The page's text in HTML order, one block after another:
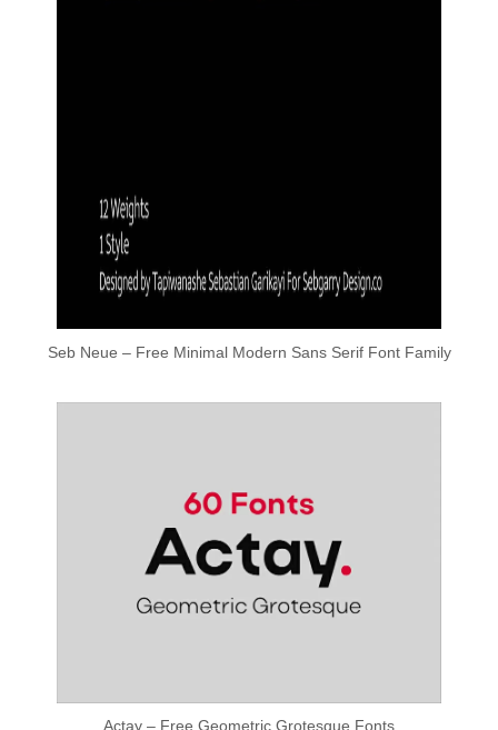
Seb Neue – Free Minimal Modern Sans Serif Font Family
Actay – Free Geometric Grotesque Fonts